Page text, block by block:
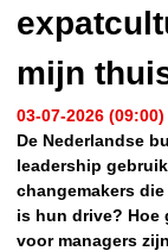
mijn
03-07-2026
De Nederlandse
leadership
changemakers
is hun drive? Hoe
voor managers